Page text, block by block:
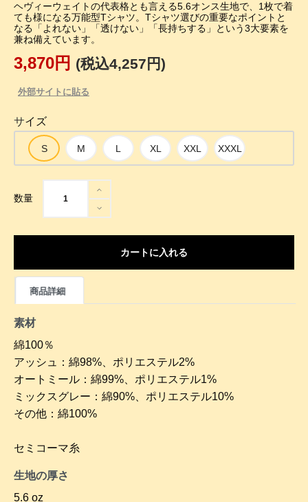
ヘヴィーウェイトの代表格とも言える5.6オンス生地で、1枚で着
ても様になる万能型Tシャツ。Tシャツ選びの重要なポイントと
なる「よれない」「透けない」「長持ちする」という3大要素を
兼ね備えています。
3,870円 (税込4,257円)
外部サイトに貼る
サイズ
数量
カートに入れる
商品詳細
素材
綿100％
アッシュ：綿98%、ポリエステル2%
オートミール：綿99%、ポリエステル1%
ミックスグレー：綿90%、ポリエステル10%
その他：綿100%
セミコーマ糸
生地の厚さ
5.6 oz